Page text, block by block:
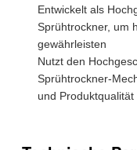
Entwickelt als
Sprühtrockner, um
gewährleisten
Nutzt den
Sprühtrockner-
und Produktqualität